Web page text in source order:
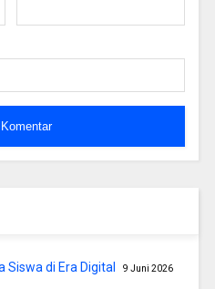
Siswa di Era Digital 9 Juni 2026